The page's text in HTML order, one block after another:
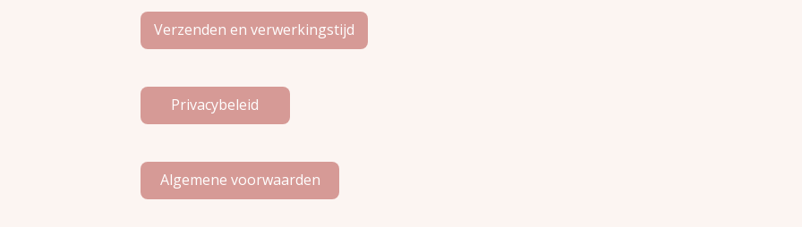
Verzenden en verwerkingstijd
Privacybeleid
Algemene voorwaarden